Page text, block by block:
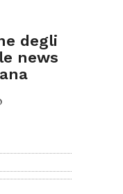
degli
news